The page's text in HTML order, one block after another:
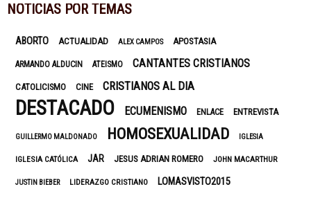
NOTICIAS POR TEMAS
ABORTO ACTUALIDAD ALEX CAMPOS APOSTASIA
ARMANDO ALDUCIN ATEISMO CANTANTES CRISTIANOS
CATOLICISMO CINE CRISTIANOS AL DIA
DESTACADO ECUMENISMO ENLACE ENTREVISTA
GUILLERMO MALDONADO HOMOSEXUALIDAD IGLESIA
IGLESIA CATÓLICA JAR JESUS ADRIAN ROMERO JOHN MACARTHUR
JUSTIN BIEBER LIDERAZGO CRISTIANO LOMASVISTO2015